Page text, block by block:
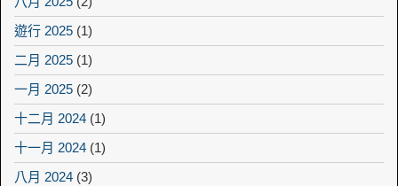
遊行 2025 (1)
二月 2025 (1)
一月 2025 (2)
十二月 2024 (1)
十一月 2024 (1)
八月 2024 (3)